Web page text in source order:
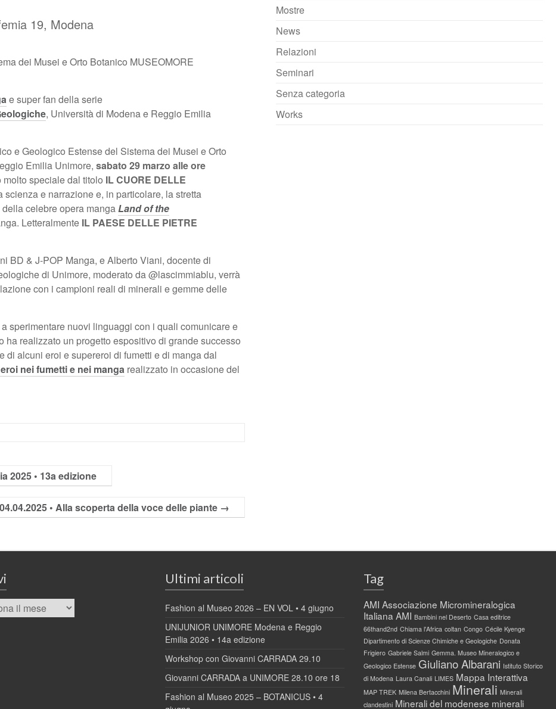
19, Modena
dei Musei e Orto Botanico MUSEOMORE
e super fan della serie
, Università di Modena e Reggio Emilia
e Geologico Estense del Sistema dei Musei e Orto
Emilia Unimore, sabato 29 marzo alle ore
molto speciale dal titolo IL CUORE DELLE
e narrazione e, in particolare, la stretta
celebre opera manga Land of the
Letteralmente IL PAESE DELLE PIETRE
BD & J-POP Manga, e Alberto Viani, docente di
di Unimore, moderato da @lascimmiablu, verrà
con i campioni reali di minerali e gemme delle
sperimentare nuovi linguaggi con i quali comunicare e
realizzato un progetto espositivo di grande successo
alcuni eroi e supereroi di fumetti e di manga dal
nei fumetti e nei manga realizzato in occasione del
2025 • 13a edizione
• Alla scoperta della voce delle piante →
Mostre
News
Relazioni
Seminari
Senza categoria
Works
Ultimi articoli
Fashion al Museo 2026 – EN VOL • 4 giugno
UNIJUNIOR UNIMORE Modena e Reggio
Emilia 2026 • 14a edizione
Workshop con Giovanni CARRADA 29.10
Giovanni CARRADA a UNIMORE 28.10 ore 18
Fashion al Museo 2025 – BOTANICUS • 4
Tag
AMI Associazione Micromineralogica
Italiana AMI Bambini nel Deserto Casa editrice
66thand2nd Chiama l'Africa coltan Congo Cécile Kyenge
Dipartimento di Scienze Chimiche e Geologiche Donata
Frigiero Gabriele Salmi Gemma. Museo Mineralogico e
Geologico Estense Giuliano Albarani Istituto Storico
di Modena Laura Canali LIMES Mappa Interattiva
MAP TREK Milena Bertacchini Minerali Minerali
clandestini Minerali del modenese minerali